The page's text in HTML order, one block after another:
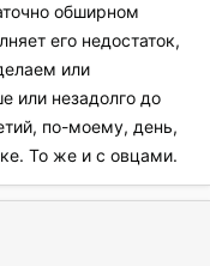
обширном
его недостаток,
или
или незадолго до
по-моему, день,
То же и с овцами.